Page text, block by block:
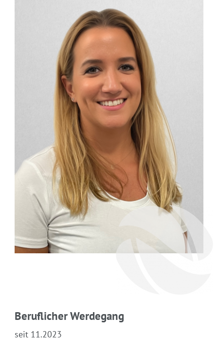
Beruflicher Werdegang
seit 11.2023